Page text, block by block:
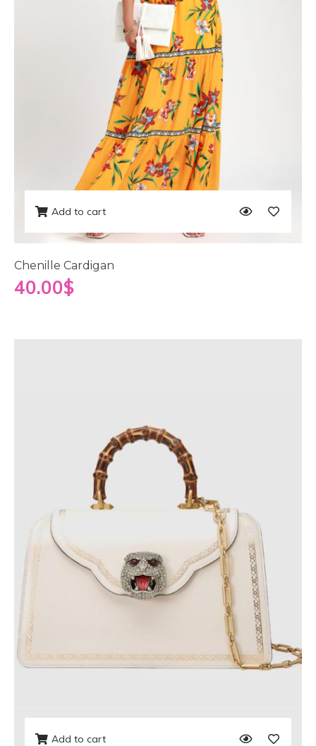
Add to cart
Chenille Cardigan
40.00$
Add to cart